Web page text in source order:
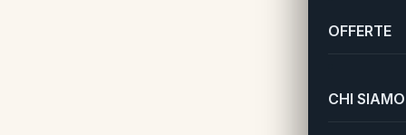
OFFERTE
CHI SIAMO